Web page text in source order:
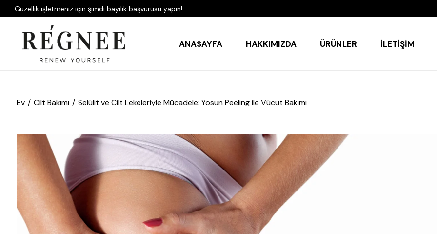
Güzellik işletmeniz için şimdi bayilik başvurusu yapın!
ANASAYFA HAKKIMIZDA ÜRÜNLER İLETIŞIM
Ev Cilt Bakımı Selülit ve Cilt Lekeleriyle Mücadele: Yosun Peeling ile Vücut Bakımı